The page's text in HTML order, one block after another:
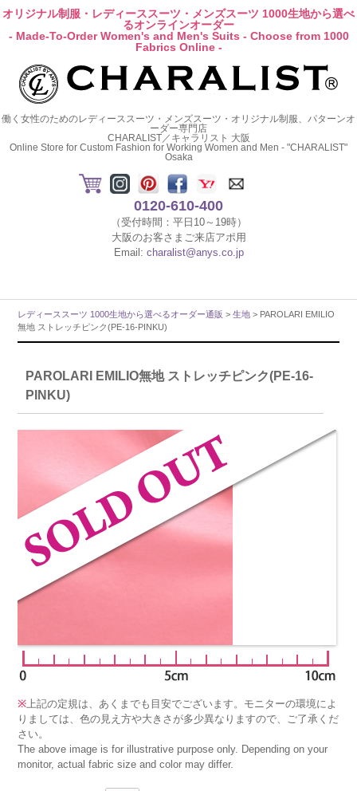
オリジナル制服・レディーススーツ・メンズスーツ 1000生地から選べ
るオンラインオーダー
- Made-To-Order Women's and Men's Suits - Choose from 1000
Fabrics Online -
働く女性のためのレディーススーツ・メンズスーツ・オリジナル制服、パターンオ
ーダー専門店
CHARALIST／キャラリスト 大阪
Online Store for Custom Fashion for Working Women and Men - "CHARALIST"
Osaka
0120-610-400
（受付時間：平日10～19時）
大阪のお客さまご来店アポ用
Email: charalist@anys.co.jp
レディーススーツ 1000生地から選べるオーダー通販 >生地 > PAROLARI EMILIO
無地 ストレッチピンク(PE-16-PINKU)
PAROLARI EMILIO無地 ストレッチピンク(PE-16-
PINKU)
※上記の定規は、あくまでも目安でございます。モニターの環境によ
りましては、色の見え方や大きさが多少異なりますので、ご了承くだ
さい。
The above image is for illustrative purpose only. Depending on your
monitor, actual fabric size and color may differ.